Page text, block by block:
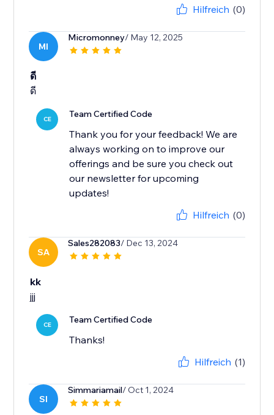
Hilfreich (0)
MI
Micromonney/ May 12, 2025
ดี
ดี
CE Team Certified Code
Thank you for your feedback! We are
always working on to improve our
offerings and be sure you check out
our newsletter for upcoming
updates!
Hilfreich (0)
SA
Sales282083/ Dec 13, 2024
kk
jjj
CE Team Certified Code
Thanks!
Hilfreich (1)
SI
Simmariamail/ Oct 1, 2024